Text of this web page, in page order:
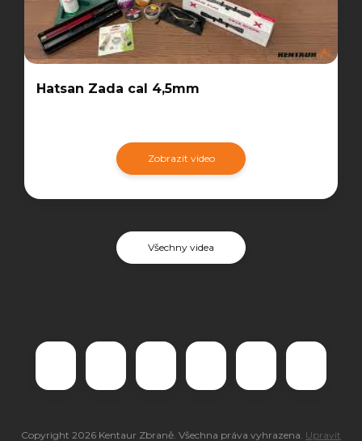
Hatsan Zada cal 4,5mm
Zobrazit video
Všechny videa
Copyright 2026 Kentaur Zbraně. Všechna práva vyhrazena. Upravit